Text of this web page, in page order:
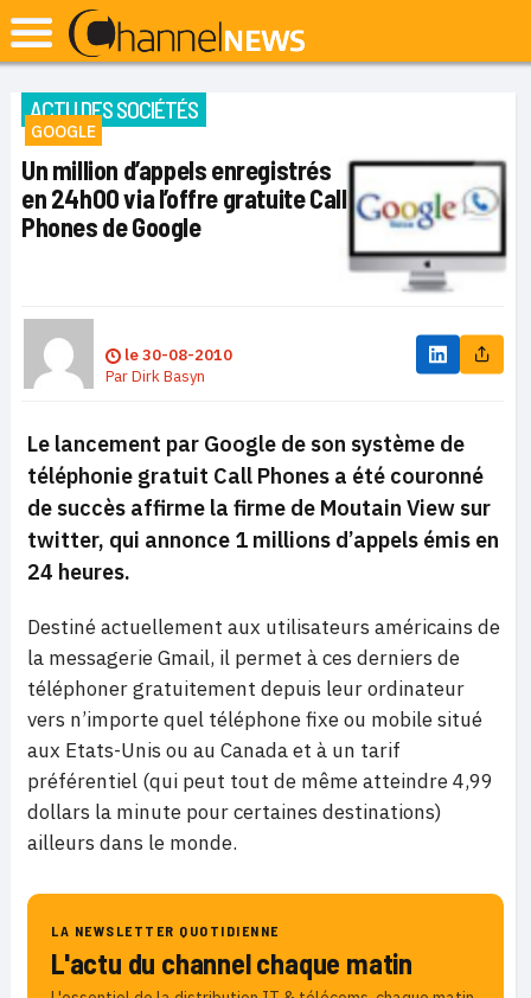
ACTU DES SOCIÉTÉS
GOOGLE
Un million d’appels enregistrés
en 24h00 via l’offre gratuite Call
Phones de Google
le30-08-2010
ParDirk Basyn
Le lancement par Google de son système de
téléphonie gratuit Call Phones a été couronné
de succès affirme la firme de Moutain View sur
twitter, qui annonce 1 millions d’appels émis en
24 heures.
Destiné actuellement aux utilisateurs américains de
la messagerie Gmail, il permet à ces derniers de
téléphoner gratuitement depuis leur ordinateur
vers n’importe quel téléphone fixe ou mobile situé
aux Etats-Unis ou au Canada et à un tarif
préférentiel (qui peut tout de même atteindre 4,99
dollars la minute pour certaines destinations)
ailleurs dans le monde.
LA NEWSLETTER QUOTIDIENNE
L'actu du channel chaque matin